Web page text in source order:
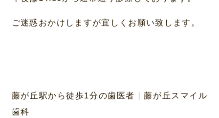
ご迷惑おかけしますが宜しくお願い致します。
藤が丘駅から徒歩1分の歯医者｜藤が丘スマイル
歯科